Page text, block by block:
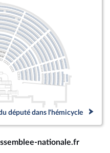
député dans l'hémicycle
nationale.fr